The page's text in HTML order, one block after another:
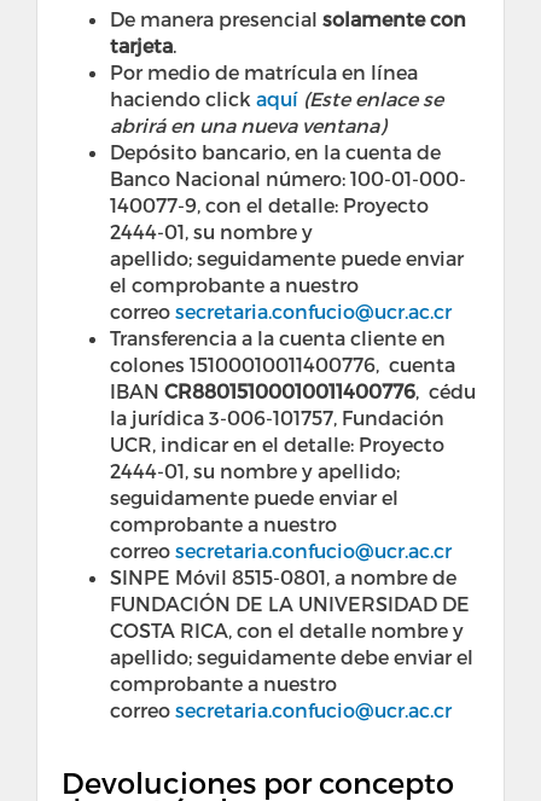
De manera presencial solamente con
tarjeta.
Por medio de matrícula en línea
haciendo click aquí (Este enlace se
abrirá en una nueva ventana)
Depósito bancario, en la cuenta de
Banco Nacional número: 100-01-000-
140077-9, con el detalle: Proyecto
2444-01, su nombre y
apellido; seguidamente puede enviar
el comprobante a nuestro
correo secretaria.confucio@ucr.ac.cr
Transferencia a la cuenta cliente en
colones 15100010011400776, cuenta
IBAN CR88015100010011400776, cédu
la jurídica 3-006-101757, Fundación
UCR, indicar en el detalle: Proyecto
2444-01, su nombre y apellido;
seguidamente puede enviar el
comprobante a nuestro
correo secretaria.confucio@ucr.ac.cr
SINPE Móvil 8515-0801, a nombre de
FUNDACIÓN DE LA UNIVERSIDAD DE
COSTA RICA, con el detalle nombre y
apellido; seguidamente debe enviar el
comprobante a nuestro
correo secretaria.confucio@ucr.ac.cr
Devoluciones por concepto